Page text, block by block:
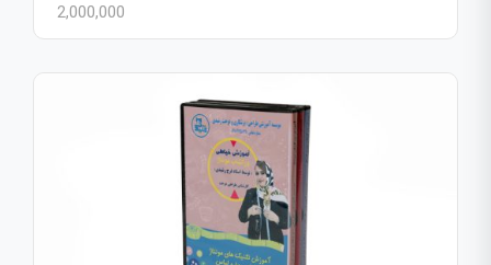
2,000,000